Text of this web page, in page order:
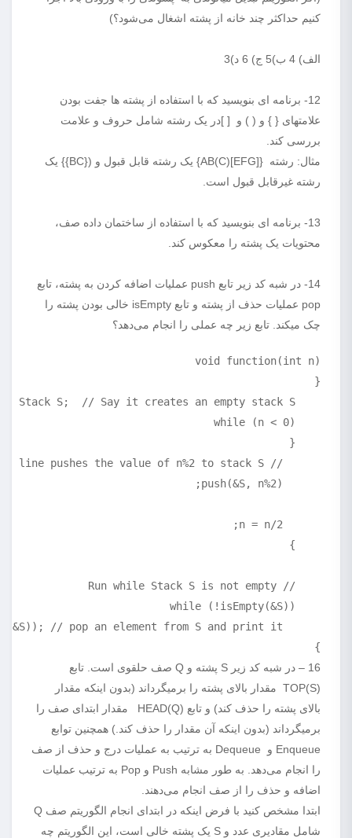
کنیم حداکثر چند خانه از پشته اشغال می‌شود؟)
الف) 4 ب)5 ج) 6 د)3
12- برنامه ای بنویسید که با استفاده از پشته ها جفت بودن
علامتهای { } و ( ) و [ ]در یک رشته شامل حروف و علامت
بررسی کند.
مثال: رشته {AB(C)[EFG]} یک رشته قابل قبول و ({BC}} یک
رشته غیرقابل قبول است.
13- برنامه ای بنویسید که با استفاده از ساختمان داده صف،
محتویات یک پشته را معکوس کند.
14- در شبه کد زیر تابع push عملیات اضافه کردن به پشته، تابع
pop عملیات حذف از پشته و تابع isEmpty خالی بودن پشته را
چک میکند. تابع زیر چه عملی را انجام می‌دهد؟
}
16 – در شبه کد زیر S پشته و Q صف حلقوی است. تابع
TOP(S) مقدار بالای پشته را برمیگرداند (بدون اینکه مقدار
بالای پشته را حذف کند) و تابع HEAD(Q) مقدار ابتدای صف را
برمیگرداند (بدون اینکه آن مقدار را حذف کند.) همچنین توابع
Enqueue و Dequeue به ترتیب به عملیات درج و حذف از صف
را انجام می‌دهد. به طور مشابه Push و Pop به ترتیب عملیات
اضافه و حذف را از صف انجام می‌دهند.
ابتدا مشخص کنید با فرض اینکه در ابتدای انجام الگوریتم صف Q
شامل مقادیری عدد و S یک پشته خالی است، این الگوریتم چه